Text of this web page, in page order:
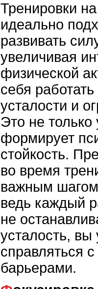
Тренировки
идеально
развивать
увеличивая
физической
себя
усталости и
Это не только
формирует
стойкость.
во время
важным шагом
ведь каждый
не
усталость, вы
справляться
барьерами.